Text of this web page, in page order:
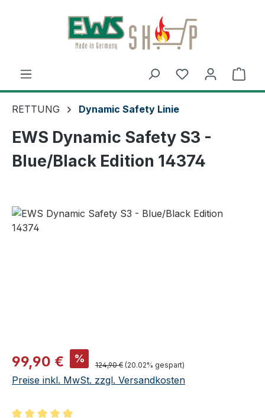
Zum Hauptinhalt springen
RETTUNG Dynamic Safety Linie
EWS Dynamic Safety S3 -
Blue/Black Edition 14374
Verkaufspreis:
99,90 € % Regulärer Preis:
124,90 € (20.02% gespart)
Preise inkl. MwSt. zzgl. Versandkosten